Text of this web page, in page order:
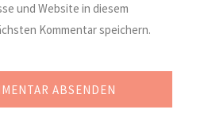
und Website in diesem
Kommentar speichern.